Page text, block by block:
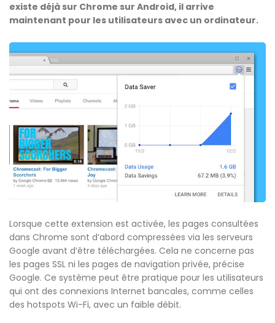
existe déjà sur Chrome sur Android, il arrive
maintenant pour les utilisateurs avec un ordinateur.
Lorsque cette extension est activée, les pages consultées
dans Chrome sont d’abord compressées via les serveurs
Google avant d’être téléchargées. Cela ne concerne pas
les pages SSL ni les pages de navigation privée, précise
Google. Ce système peut être pratique pour les utilisateurs
qui ont des connexions Internet bancales, comme celles
des hotspots Wi-Fi, avec un faible débit.